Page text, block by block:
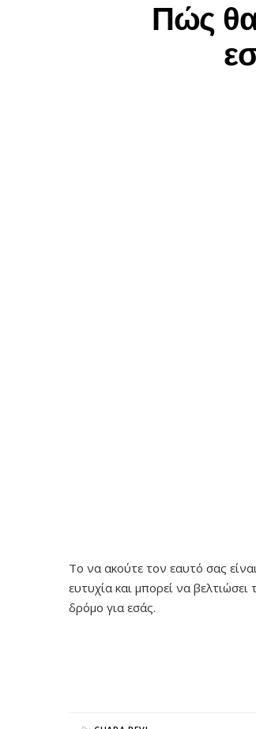
Πώς
Το να ακούτε τον εαυτό σας
ευτυχία και μπορεί να
δρόμο για εσάς.